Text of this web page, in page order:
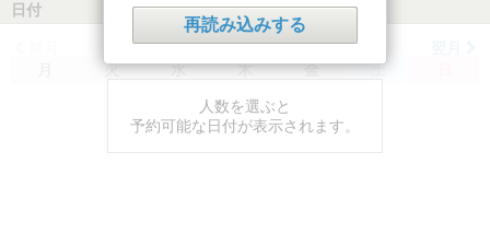
日付
火 水 木 金 土
人数を選ぶと
予約可能な日付が表示されます。
再読み込みする